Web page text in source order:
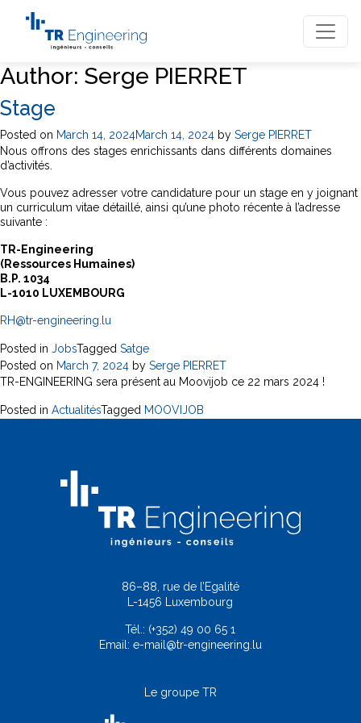
Author: Serge PIERRET
Stage
Posted on March 14, 2024March 14, 2024 by Serge PIERRET
Nous offrons des stages enrichissants dans différents domaines
d’activités.
Vous pouvez adresser votre candidature pour un stage en y joignant
un curriculum vitae détaillé, ainsi qu’une photo récente à l’adresse
suivante :
TR-Engineering
(Ressources Humaines)
B.P. 1034
L-1010 LUXEMBOURG
RH@tr-engineering.lu
Posted in JobsTagged Satge
Posted on March 7, 2024 by Serge PIERRET
TR-ENGINEERING sera présent au Moovijob ce 22 mars 2024 !
Posted in ActualitésTagged MOOVIJOB
Le groupe TR
86–88, rue de l’Egalité
L-1456 Luxembourg
Tél.: (+352) 49 00 65 1
Email: e-mail@tr-engineering.lu